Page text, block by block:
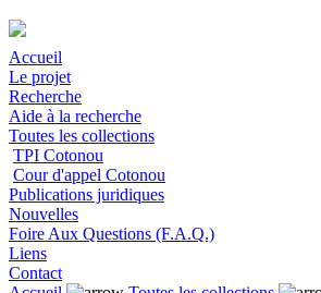
Accueil
Le projet
Recherche
Aide à la recherche
Toutes les collections
TPI Cotonou
Cour d'appel Cotonou
Publications juridiques
Nouvelles
Foire Aux Questions (F.A.Q.)
Liens
Contact